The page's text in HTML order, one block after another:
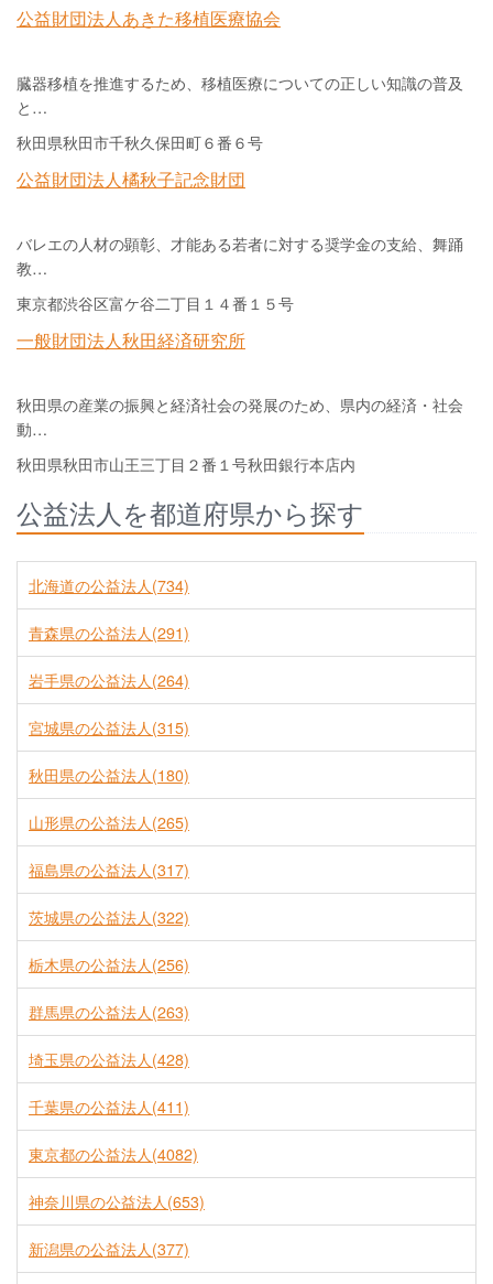
公益財団法人あきた移植医療協会
臓器移植を推進するため、移植医療についての正しい知識の普及
と…
秋田県秋田市千秋久保田町６番６号
公益財団法人橘秋子記念財団
バレエの人材の顕彰、才能ある若者に対する奨学金の支給、舞踊
教…
東京都渋谷区富ケ谷二丁目１４番１５号
一般財団法人秋田経済研究所
秋田県の産業の振興と経済社会の発展のため、県内の経済・社会
動…
秋田県秋田市山王三丁目２番１号秋田銀行本店内
公益法人を都道府県から探す
北海道の公益法人(734)
青森県の公益法人(291)
岩手県の公益法人(264)
宮城県の公益法人(315)
秋田県の公益法人(180)
山形県の公益法人(265)
福島県の公益法人(317)
茨城県の公益法人(322)
栃木県の公益法人(256)
群馬県の公益法人(263)
埼玉県の公益法人(428)
千葉県の公益法人(411)
東京都の公益法人(4082)
神奈川県の公益法人(653)
新潟県の公益法人(377)